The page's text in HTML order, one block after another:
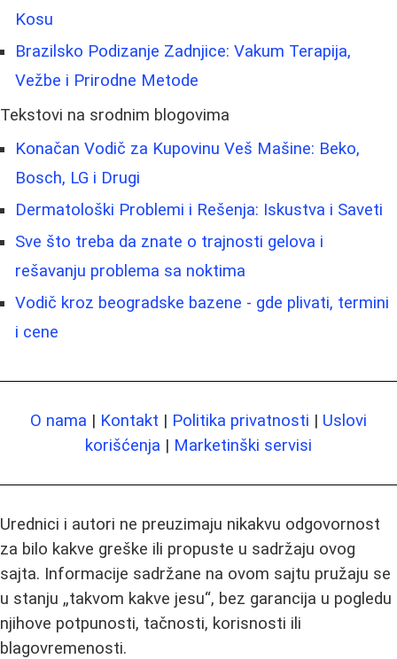
Kosu
Brazilsko Podizanje Zadnjice: Vakum Terapija,
Vežbe i Prirodne Metode
Tekstovi na srodnim blogovima
Konačan Vodič za Kupovinu Veš Mašine: Beko,
Bosch, LG i Drugi
Dermatološki Problemi i Rešenja: Iskustva i Saveti
Sve što treba da znate o trajnosti gelova i
rešavanju problema sa noktima
Vodič kroz beogradske bazene - gde plivati, termini
i cene
O nama | Kontakt | Politika privatnosti | Uslovi
korišćenja | Marketinški servisi
Urednici i autori ne preuzimaju nikakvu odgovornost
za bilo kakve greške ili propuste u sadržaju ovog
sajta. Informacije sadržane na ovom sajtu pružaju se
u stanju „takvom kakve jesu“, bez garancija u pogledu
njihove potpunosti, tačnosti, korisnosti ili
blagovremenosti.